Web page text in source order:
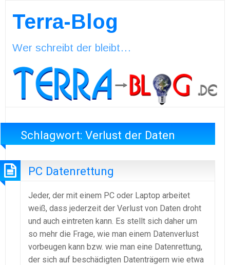
Terra-Blog
Wer schreibt der bleibt…
Schlagwort:Verlust der Daten
PC Datenrettung
Jeder, der mit einem PC oder Laptop arbeitet
weiß, dass jederzeit der Verlust von Daten droht
und auch eintreten kann. Es stellt sich daher um
so mehr die Frage, wie man einem Datenverlust
vorbeugen kann bzw. wie man eine Datenrettung,
der sich auf beschädigten Datenträgern wie etwa